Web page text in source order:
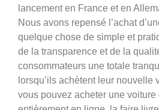
lancement en France et en
Nous avons repensé l’achat
quelque chose de simple et
de la transparence et de la
consommateurs une totale
lorsqu’ils achètent leur nouvelle
vous pouvez acheter une voiture